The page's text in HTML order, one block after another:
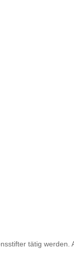
tätig werden.